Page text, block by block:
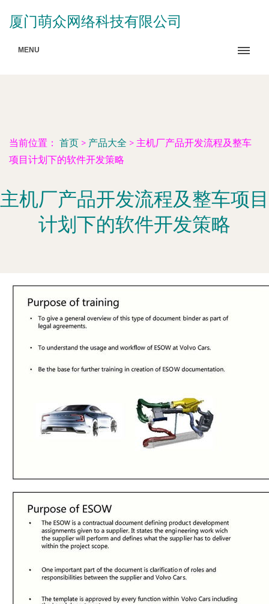
厦门萌众网络科技有限公司
MENU
当前位置： 首页 > 产品大全 > 主机厂产品开发流程及整车
项目计划下的软件开发策略
主机厂产品开发流程及整车项目
计划下的软件开发策略